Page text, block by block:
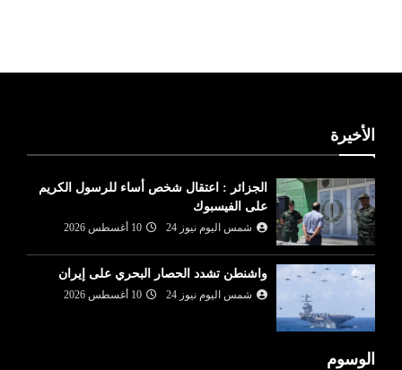
الأخيرة
الجزائر : اعتقال شخص أساء للرسول الكريم
على الفيسبوك
شمس اليوم نيوز 24 10 أغسطس 2026
واشنطن تشدد الحصار البحري على إيران
شمس اليوم نيوز 24 10 أغسطس 2026
الوسوم